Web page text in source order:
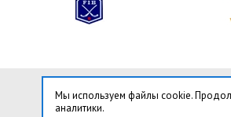
Мы используем файлы cookie.
аналитики.